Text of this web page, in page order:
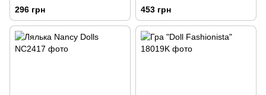
296 грн 453 грн